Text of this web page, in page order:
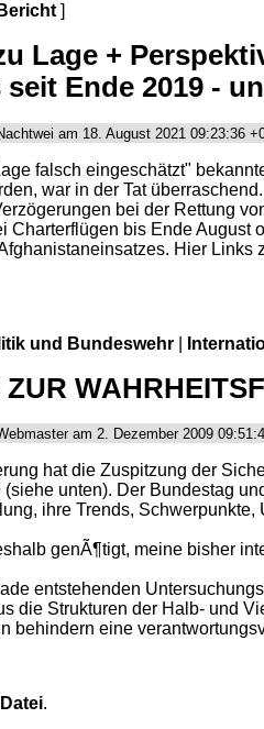
Bericht ]
Lage +
seit Ende 2019 -
am 18. August 2021 09:23:36
falsch eingeschätzt"
war in der Tat
bei der Rettung
Charterflügen bis Ende August
Hier Links
und Bundeswehr
am 2. Dezember 2009
hat die Zuspitzung der
(siehe unten). Der Bundestag
ihre Trends,
genÃ¶tigt, meine bisher
entstehenden
die Strukturen der Halb- und
behindern eine
.